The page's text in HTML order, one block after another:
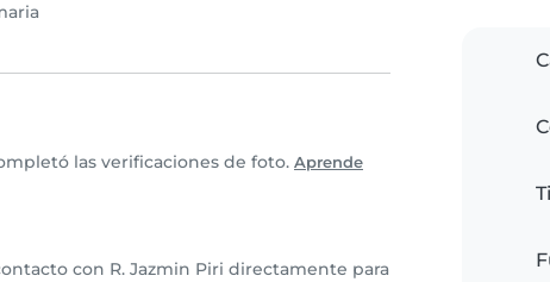
las verificaciones de foto. Aprende
con R. Jazmin Piri directamente para